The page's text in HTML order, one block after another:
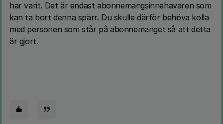
har varit. Det är endast abonnemangsinnehavaren som
kan ta bort denna spärr. Du skulle därför behöva kolla
med personen som står på abonnemanget så att detta
är gjort.